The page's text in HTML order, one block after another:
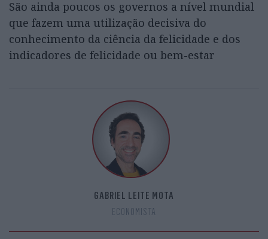
São ainda poucos os governos a nível mundial
que fazem uma utilização decisiva do
conhecimento da ciência da felicidade e dos
indicadores de felicidade ou bem-estar
GABRIEL LEITE MOTA
ECONOMISTA